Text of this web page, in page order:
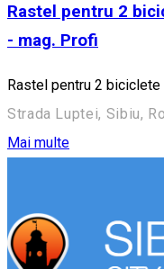
Rastel pentru 2
- mag. Profi
Rastel pentru 2
Strada Luptei, Sibiu,
Mai multe